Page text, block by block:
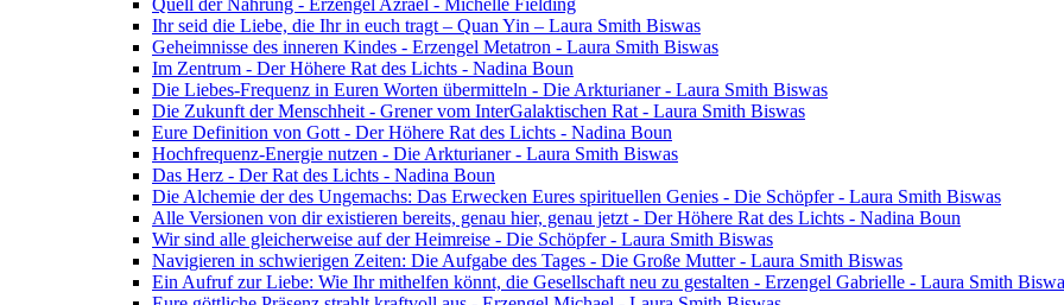
Ihr seid die Liebe, die Ihr in euch tragt – Quan Yin – Laura Smith Biswas
Geheimnisse des inneren Kindes - Erzengel Metatron - Laura Smith Biswas
Im Zentrum - Der Höhere Rat des Lichts - Nadina Boun
Die Liebes-Frequenz in Euren Worten übermitteln - Die Arkturianer - Laura Smith Biswas
Die Zukunft der Menschheit - Grener vom InterGalaktischen Rat - Laura Smith Biswas
Eure Definition von Gott - Der Höhere Rat des Lichts - Nadina Boun
Hochfrequenz-Energie nutzen - Die Arkturianer - Laura Smith Biswas
Das Herz - Der Rat des Lichts - Nadina Boun
Die Alchemie der des Ungemachs: Das Erwecken Eures spirituellen Genies - Die Schöpfer - Laura Smith Biswas
Alle Versionen von dir existieren bereits, genau hier, genau jetzt - Der Höhere Rat des Lichts - Nadina Boun
Wir sind alle gleicherweise auf der Heimreise - Die Schöpfer - Laura Smith Biswas
Navigieren in schwierigen Zeiten: Die Aufgabe des Tages - Die Große Mutter - Laura Smith Biswas
Ein Aufruf zur Liebe: Wie Ihr mithelfen könnt, die Gesellschaft neu zu gestalten - Erzengel Gabrielle - Laura Smith